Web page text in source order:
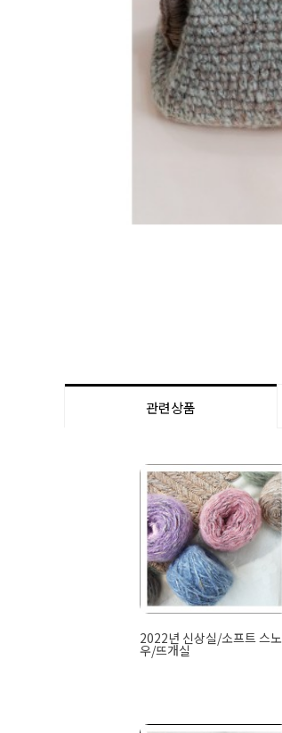
관련상품
2022년 신상실/소프트 스노
우/뜨개실